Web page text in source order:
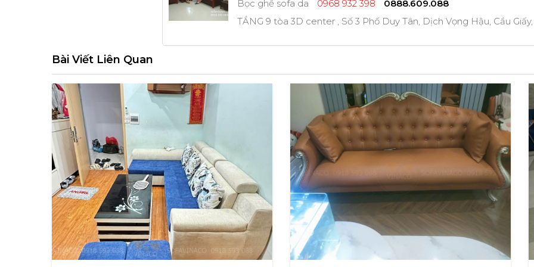
Bọc ghế sofa da 0968 932 398
0888.609.088
TẦNG 9 tòa 3D center , Số 3 Phố Duy Tân, Dịch Vọng Hậu, Cầu
Bài Viết Liên Quan